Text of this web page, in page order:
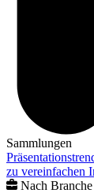
Sammlungen
zu vereinfachen
Nach Branche